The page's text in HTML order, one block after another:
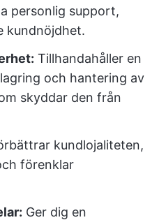
personlig support,
kundnöjdhet.
Tillhandahåller en
och hantering av
skyddar den från
kundlojaliteten,
förenklar
Ger dig en